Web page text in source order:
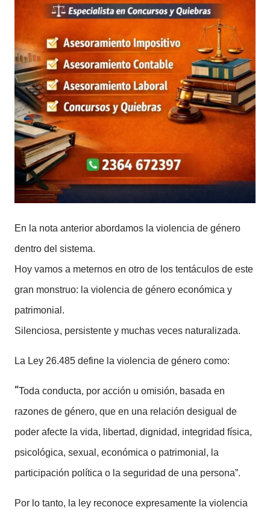
En la nota anterior abordamos la violencia de género
dentro del sistema.
Hoy vamos a meternos en otro de los tentáculos de este
gran monstruo: la violencia de género económica y
patrimonial.
Silenciosa, persistente y muchas veces naturalizada.
La Ley 26.485 define la violencia de género como:
“Toda conducta, por acción u omisión, basada en
razones de género, que en una relación desigual de
poder afecte la vida, libertad, dignidad, integridad física,
psicológica, sexual, económica o patrimonial, la
participación política o la seguridad de una persona”.
Por lo tanto, la ley reconoce expresamente la violencia